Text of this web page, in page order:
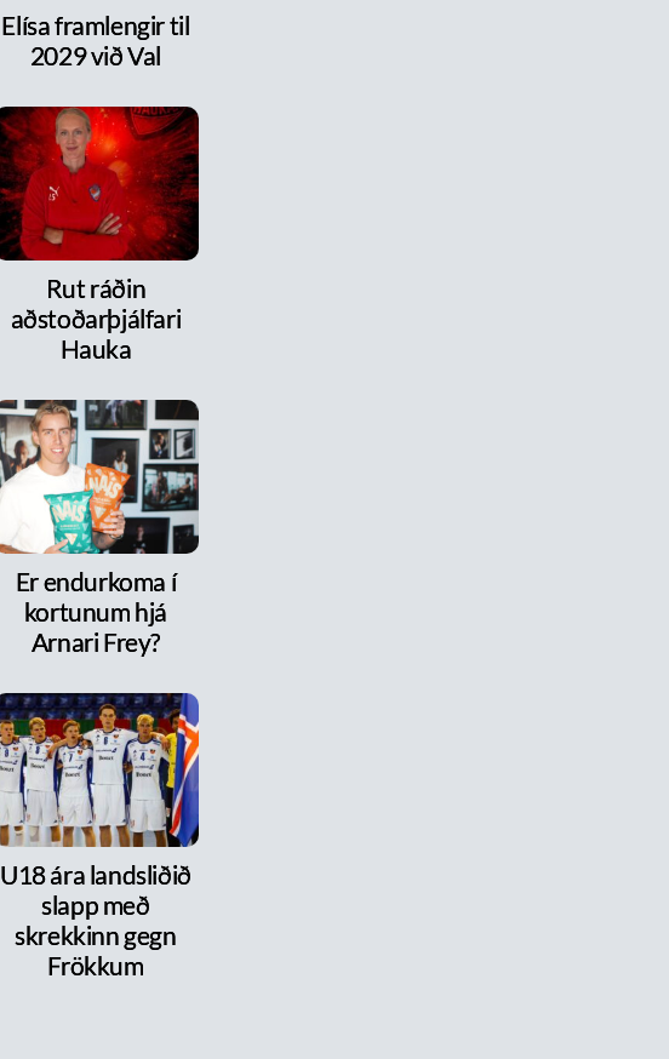
Elísa framlengir til
2029 við Val
Rut ráðin
aðstoðarþjálfari
Hauka
Er endurkoma í
kortunum hjá
Arnari Frey?
U18 ára landsliðið
slapp með
skrekkinn gegn
Frökkum